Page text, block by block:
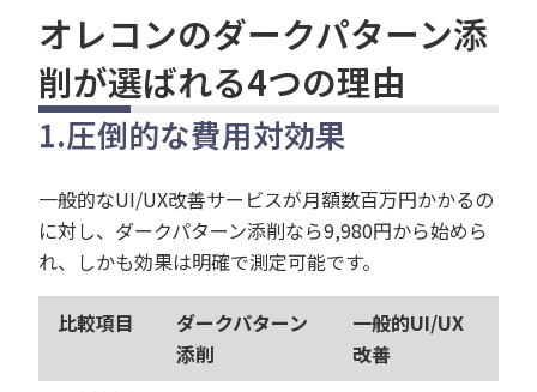
オレコンのダークパターン添
削が選ばれる4つの理由
1.圧倒的な費用対効果
一般的なUI/UX改善サービスが月額数百万円かかるの
に対し、ダークパターン添削なら9,980円から始めら
れ、しかも効果は明確で測定可能です。
比較項目
ダークパターン
添削
一般的UI/UX
改善